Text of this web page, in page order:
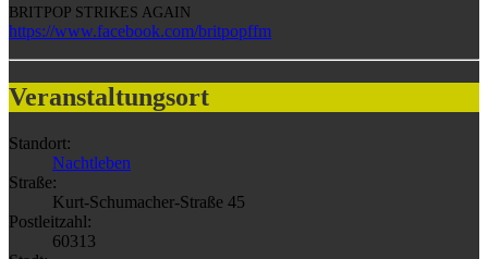
BRITPOP STRIKES AGAIN
https://www.facebook.com/britpopffm
Veranstaltungsort
Standort:
Nachtleben
Straße:
Kurt-Schumacher-Straße 45
Postleitzahl:
60313